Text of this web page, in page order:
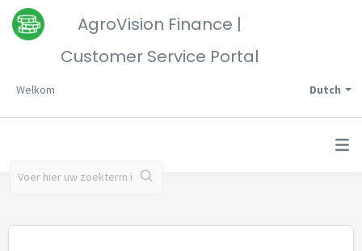
AgroVision Finance |
Customer Service Portal
Dutch
Welkom